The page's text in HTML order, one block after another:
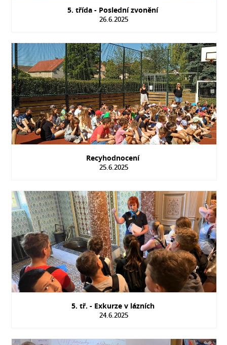
5. třída - Poslední zvonění
26.6.2025
Recyhodnocení
25.6.2025
5. tř. - Exkurze v lázních
24.6.2025